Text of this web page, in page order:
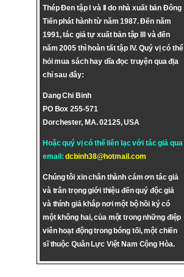
Thép Đen tập I và II do nhà xuất bản Đông
Tiến phát hành từ năm 1987. Đến năm
1991, tác giả tự xuất bản tập III và đến
năm 2005 thì hoàn tất tập IV. Quý vị có thể
hỏi mua sách hay dĩa đọc truyện qua địa
chỉ sau đây:
Dang Chi Binh
PO Box 255-571
Dorchester, MA. 02125, USA
Hoặc quý vị có thể liên lạc với tác giả qua
email:dcbinh38@hotmail.com
Chúng tôi xin chân thành cám ơn tác giả
và trân trọng giới thiệu đến quý độc giả
và thính giả khắp nơi một bộ hồi ký có
một không hai, của một trong những điệp
viên hoạt động trong bóng tối, một chiến
sĩ thuộc Quân Lực Việt Nam Cộng Hòa.